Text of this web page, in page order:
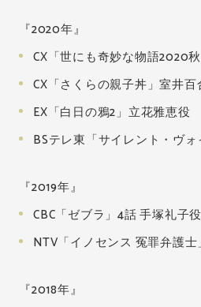
『2020年』
CX「世にも奇妙な物語2020
CX「さくらの親子丼」室井百
EX「白日の鴉2」立花雅恵役
BSテレ東「サイレント・ヴ
​『2019年』
CBC「ゼブラ」4話 手塚礼子役
NTV「イノセンス 冤罪弁護
『2018年』